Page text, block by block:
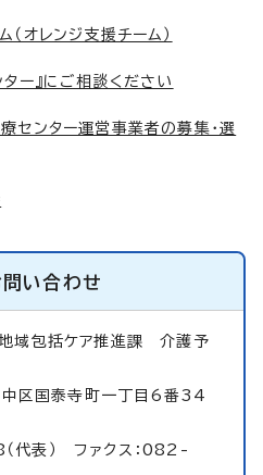
オレンジ支援チーム）
ー』にご相談ください
センター運営事業者の募集・選
問い合わせ
域包括ケア推進課 介護予
国泰寺町一丁目6番34
表） ファクス：082-